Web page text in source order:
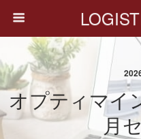
オプティマイ
月